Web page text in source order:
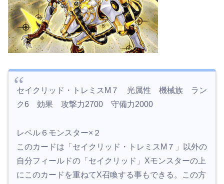
セイクリッド・トレミスM７ 光属性 機械族 ラン
ク6 効果 攻撃力2700 守備力2000
レベル６モンスター×２
このカードは「セイクリッド・トレミスM７」以外の
自分フィールドの「セイクリッド」Xモンスターの上
にこのカードを重ねてX召喚する事もできる。この方